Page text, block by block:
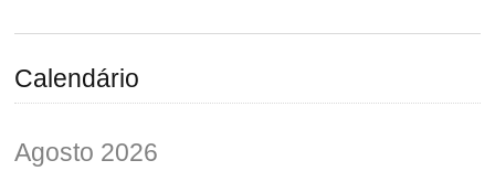
Calendário
Agosto 2026